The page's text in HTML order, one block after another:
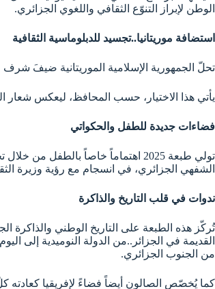
الوطن لإبراز التنوّع الثقافي واللغوي الجزائري.
استضافة موريتانيا..تجسيد للدبلوماسية الثقافية
تحلّ الجمهورية الإسلامية الموريتانية ضيفَ شرف
يأتي هذا الاختيار، حسب المحافظ، ليعكس شعار
فضاءات جديدة للطفل والحكواتي
الشفهي الجزائري، في انسجام مع رؤية وزيرة
ندوات في قلب التاريخ والذاكرة
من الجنوب الجزائري.
كما يُخصّص الصالون أيضاً فضاءً لإفريقيا كعادته